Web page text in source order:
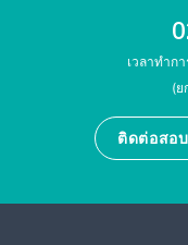
เวลาทำก
(ย
ติดต่อสอ